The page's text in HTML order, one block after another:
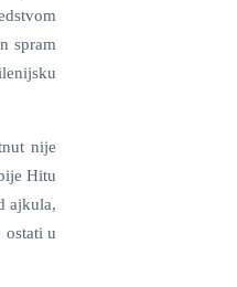
spram
nije
Hitu
ajkula,
u